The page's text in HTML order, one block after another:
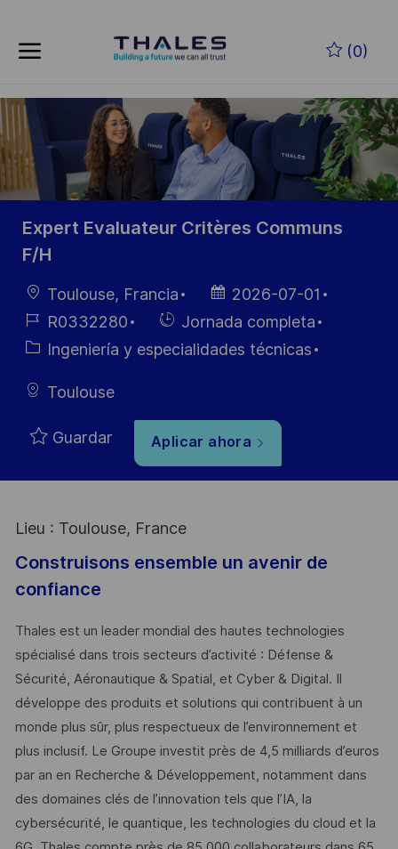
(0)
-
Expert Evaluateur Critères Communs
F/H
Ubicación
Toulouse, Francia
Fecha de
publicación
2026-07-01
ID de
empleo
R0332280
Hiring
Type
Jornada completa
Categoría
Ingeniería y especialidades técnicas
Toulouse
Guardar Aplicar ahora
Lieu : Toulouse, France
Construisons ensemble un avenir de
confiance
Thales est un leader mondial des hautes technologies
spécialisé dans trois secteurs d’activité : Défense &
Sécurité, Aéronautique & Spatial, et Cyber & Digital. Il
développe des produits et solutions qui contribuent à un
monde plus sûr, plus respectueux de l’environnement et
plus inclusif. Le Groupe investit près de 4,5 milliards d’euros
par an en Recherche & Développement, notamment dans
des domaines clés de l’innovation tels que l’IA, la
cybersécurité, le quantique, les technologies du cloud et la